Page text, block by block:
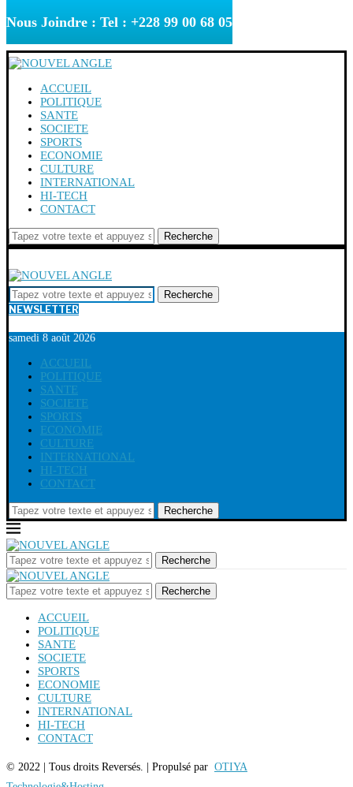
Nous Joindre : Tel : +228 99 00 68 05
ACCUEIL
POLITIQUE
SANTE
SOCIETE
SPORTS
ECONOMIE
CULTURE
INTERNATIONAL
HI-TECH
CONTACT
Recherche
Recherche
NEWSLETTER
samedi 8 août 2026
ACCUEIL
POLITIQUE
SANTE
SOCIETE
SPORTS
ECONOMIE
CULTURE
INTERNATIONAL
HI-TECH
CONTACT
Recherche
Recherche
Recherche
ACCUEIL
POLITIQUE
SANTE
SOCIETE
SPORTS
ECONOMIE
CULTURE
INTERNATIONAL
HI-TECH
CONTACT
© 2022 | Tous droits Reversés. | Propulsé par OTIYA